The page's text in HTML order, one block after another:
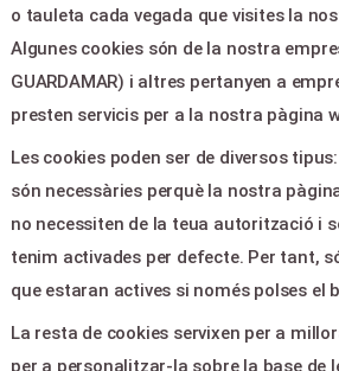
LEGAL & PAGOS
Ayuda
Aviso legal
Política de privacitat
Contactar
CONTACTE
Plaza de la
o tauleta cada vegada que visites la
Algunes cookies són de la nostra
GUARDAMAR) i altres pertanyen a
presten servicis per a la nostra pàgina
Les cookies poden ser de diversos
són necessàries perquè la nostra
no necessiten de la teua autorització i
tenim activades per defecte. Per tant,
que estaran actives si només polses el
La resta de cookies servixen per a
per a personalitzar-la sobre la base de